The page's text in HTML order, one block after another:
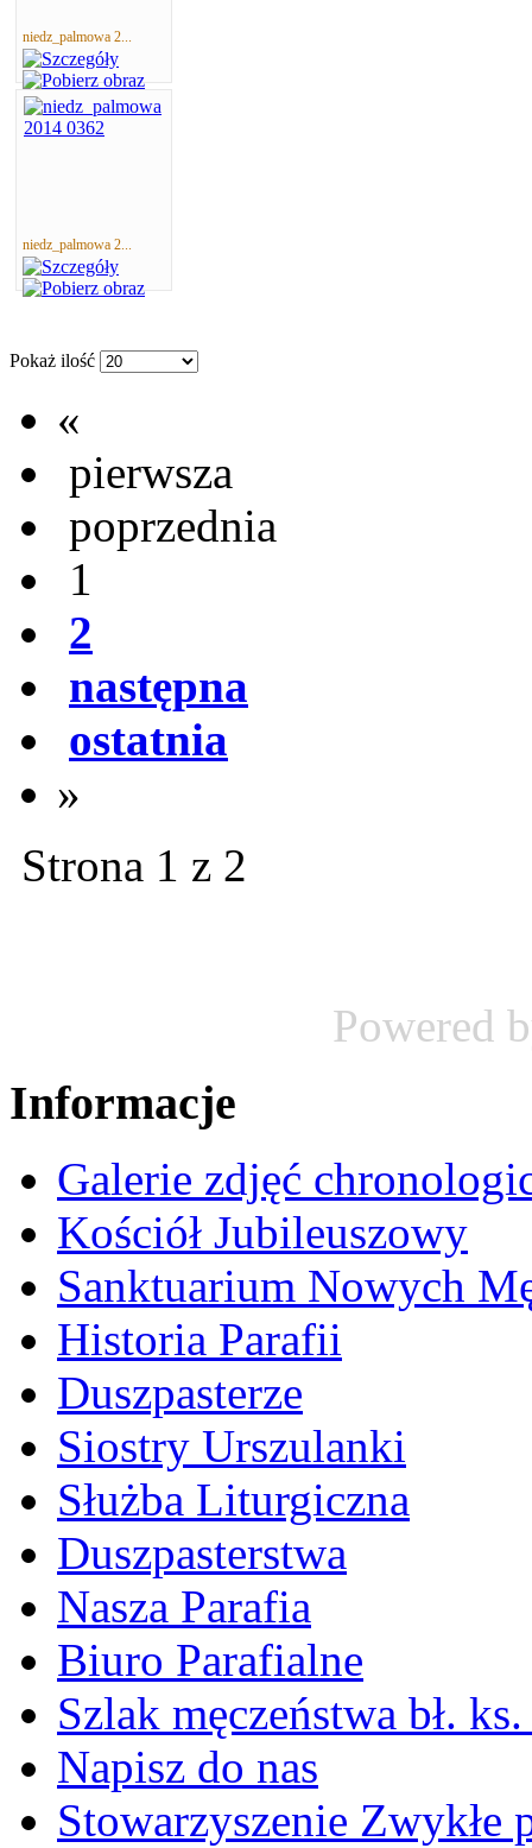
niedz_palmowa 2...
niedz_palmowa 2...
Pokaż ilość
«
pierwsza
poprzednia
1
2
następna
ostatnia
»
Strona 1 z 2
Powered
Informacje
Galerie zdjęć
Kościół Jubileuszowy
Sanktuarium Nowych
Historia Parafii
Duszpasterze
Siostry Urszulanki
Służba Liturgiczna
Duszpasterstwa
Nasza Parafia
Biuro Parafialne
Szlak męczeństwa bł.
Napisz do nas
Stowarzyszenie Zwykłe